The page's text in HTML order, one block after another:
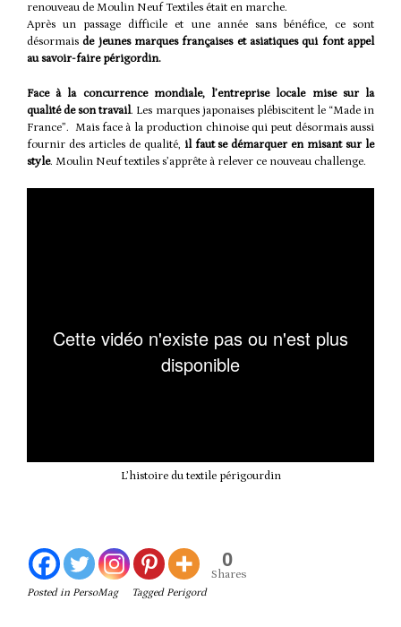
renouveau de Moulin Neuf Textiles était en marche.
Après un passage difficile et une année sans bénéfice, ce sont
désormaisde jeunes marques françaises et asiatiques qui font appel
au savoir-faire périgordin.
Face à la concurrence mondiale, l’entreprise locale mise sur la
qualité de son travail. Les marques japonaises plébiscitent le “Made in
France”. Mais face à la production chinoise qui peut désormais aussi
fournir des articles de qualité, il faut se démarquer en misant sur le
style. Moulin Neuf textiles s’apprête à relever ce nouveau challenge.
L’histoire du textile périgourdin
0
Shares
Posted in PersoMag Tagged Perigord